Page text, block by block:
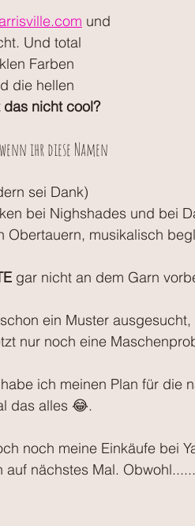
und
Und total
Farben
die hellen
das nicht cool?
ihr diese Namen
sei Dank)
bei Nighshades und bei
Obertauern, musikalisch
gar nicht an dem Garn
ein Muster
nur noch eine
ich meinen Plan für die
das alles 😂.
noch meine Einkäufe bei
nächstes Mal.